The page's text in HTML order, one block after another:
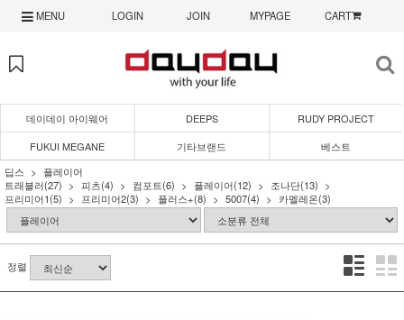
MENU LOGIN JOIN MYPAGE CART
데이데이 아이웨어 DEEPS
RUDY PROJECT
FUKUI MEGANE
기타브랜드
베스트
딥스
플레이어
트래블러(27) 피츠(4) 컴포트(6) 플레이어(12) 조나단(13)
프리미어1(5) 프리미어2(3) 플러스+(8) 5007(4) 카멜레온(3)
정렬